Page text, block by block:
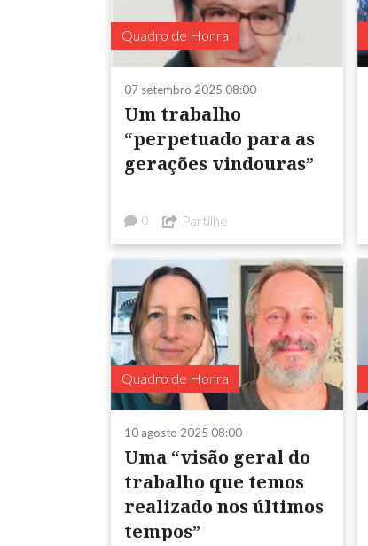
Quadro de Honra
07 setembro 2025 08:00
Um trabalho
“perpetuado para as
gerações vindouras”
0 Partilhe
Quadro de Honra
10 agosto 2025 08:00
Uma “visão geral do
trabalho que temos
realizado nos últimos
tempos”